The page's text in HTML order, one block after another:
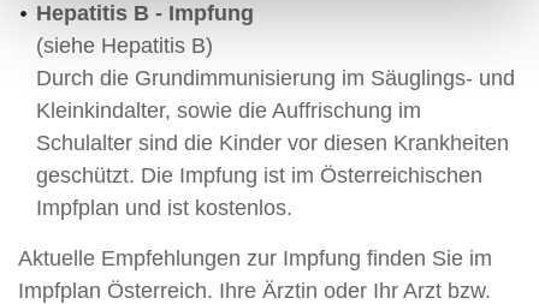
Hepatitis B - Impfung
(siehe Hepatitis B)
Durch die Grundimmunisierung im Säuglings- und
Kleinkindalter, sowie die Auffrischung im
Schulalter sind die Kinder vor diesen Krankheiten
geschützt. Die Impfung ist im Österreichischen
Impfplan und ist kostenlos.
Aktuelle Empfehlungen zur Impfung finden Sie im
Impfplan Österreich. Ihre Ärztin oder Ihr Arzt bzw.